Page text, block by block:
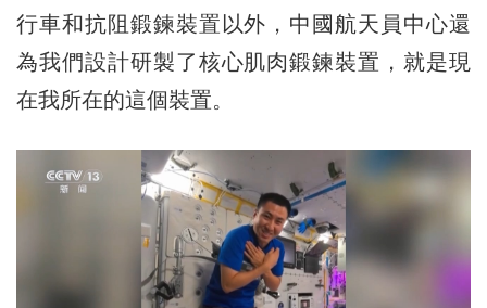
行車和抗阻鍛鍊裝置以外，中國航天員中心還
為我們設計研製了核心肌肉鍛鍊裝置，就是現
在我所在的這個裝置。